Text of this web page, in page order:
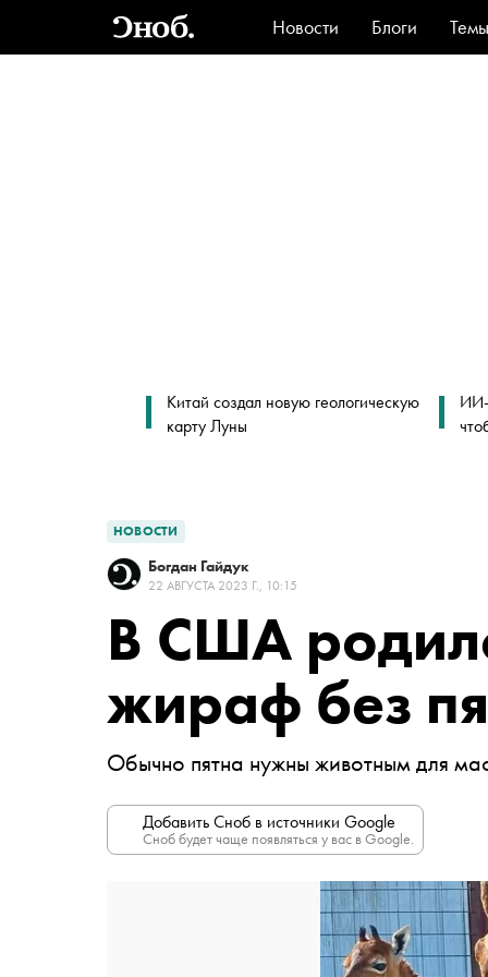
Новости Блоги
Темы
Стиль
Китай создал новую геологическую
карту Луны
ИИ-
НОВОСТИ
Богдан Гайдук
22 АВГУСТА 2023 Г., 10:15
В США
жираф без
Обычно пятна нужны животным для
Добавить Сноб в источники Google
Сноб будет чаще появляться у вас в Google.